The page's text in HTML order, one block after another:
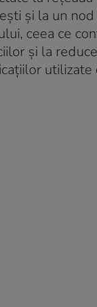
și la un
ceea ce
și la
utilizate